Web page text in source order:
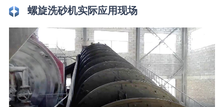
螺旋洗砂机实际应用现场